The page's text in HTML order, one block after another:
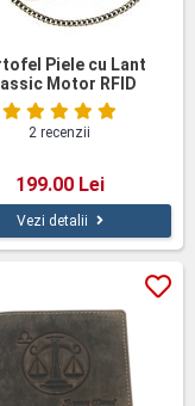
Piele cu Lant
Motor RFID
2 recenzii
199.00 Lei
Vezi detalii